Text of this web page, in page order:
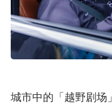
城市中的「越野剧